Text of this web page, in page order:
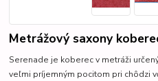
Metrážový saxony
Serenade je koberec v metráži
veľmi príjemným pocitom pri chôdzi